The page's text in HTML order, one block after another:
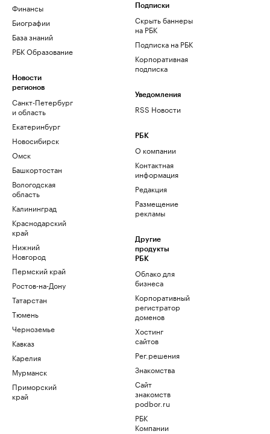
Финансы
Биографии
База знаний
РБК Образование
Новости
регионов
Санкт-Петербург
и область
Екатеринбург
Новосибирск
Омск
Башкортостан
Вологодская
область
Калининград
Краснодарский
край
Нижний
Новгород
Пермский край
Ростов-на-Дону
Татарстан
Тюмень
Черноземье
Кавказ
Карелия
Мурманск
Приморский
край
Подписки
Скрыть баннеры
на РБК
Подписка на РБК
Корпоративная
подписка
Уведомления
RSS Новости
РБК
О компании
Контактная
информация
Редакция
Размещение
рекламы
Другие
продукты
РБК
Облако для
бизнеса
Корпоративный
регистратор
доменов
Хостинг
сайтов
Рег.решения
Знакомства
Сайт
знакомств
podbor.ru
РБК
Компании